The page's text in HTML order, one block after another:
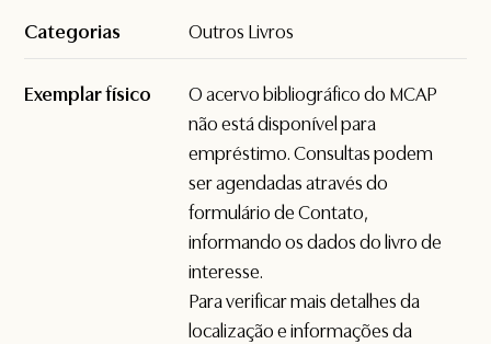
Categorias Outros Livros
Exemplar físico
O acervo bibliográfico do MCAP
não está disponível para
empréstimo. Consultas podem
ser agendadas através do
formulário deContato,
informando os dados do livro de
interesse.
Para verificar mais detalhes da
localização e informações da